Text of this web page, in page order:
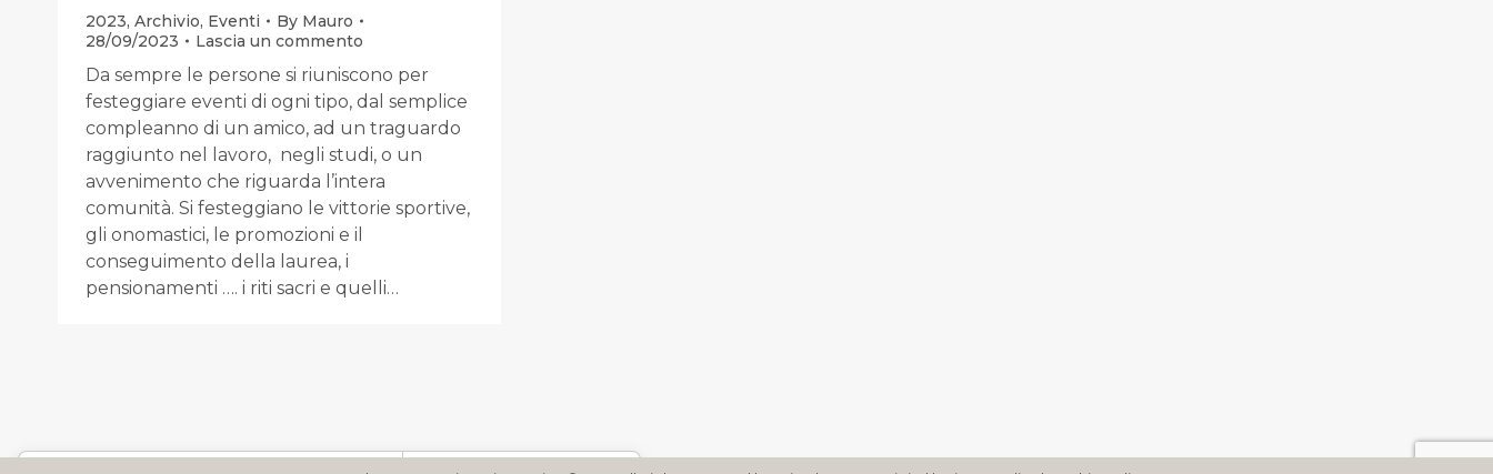
2023, Archivio, Eventi By Mauro
28/09/2023
Lascia un commento
Da sempre le persone si riuniscono per
festeggiare eventi di ogni tipo, dal semplice
compleanno di un amico, ad un traguardo
raggiunto nel lavoro, negli studi, o un
avvenimento che riguarda l’intera
comunità. Si festeggiano le vittorie sportive,
gli onomastici, le promozioni e il
conseguimento della laurea, i
pensionamenti …. i riti sacri e quelli…